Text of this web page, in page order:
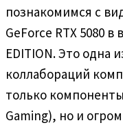
познакомимся с
GeForce RTX 5080 в
EDITION. Это одна
коллабораций
только
Gaming), но и